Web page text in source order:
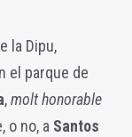
la Dipu,
el parque de
,molt honorable
o no, a Santos